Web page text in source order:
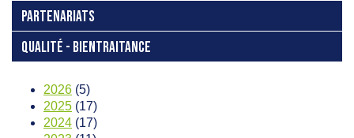
PARTENARIATS
QUALITÉ - BIENTRAITANCE
2026 (5)
2025 (17)
2024 (17)